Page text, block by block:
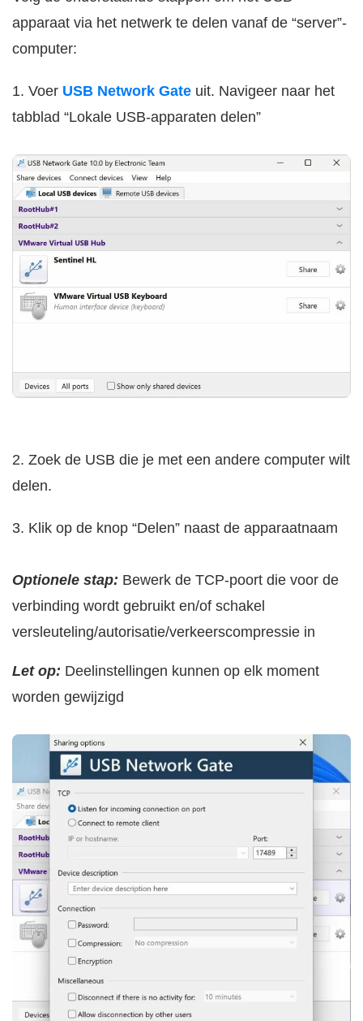
apparaat via het netwerk te delen vanaf de “server”-
computer:
1. Voer USB Network Gate uit. Navigeer naar het
tabblad “Lokale USB-apparaten delen”
2. Zoek de USB die je met een andere computer wilt
delen.
3. Klik op de knop “Delen” naast de apparaatnaam
Optionele stap: Bewerk de TCP-poort die voor de
verbinding wordt gebruikt en/of schakel
versleuteling/autorisatie/verkeerscompressie in
Let op: Deelinstellingen kunnen op elk moment
worden gewijzigd